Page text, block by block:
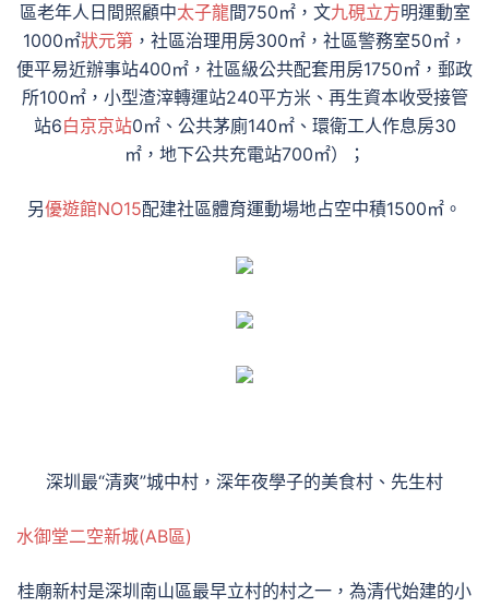
區老年人日間照顧中太子龍間750㎡，文九硯立方明運動室
1000㎡狀元第，社區治理用房300㎡，社區警務室50㎡，
便平易近辦事站400㎡，社區級公共配套用房1750㎡，郵政
所100㎡，小型渣滓轉運站240平方米、再生資本收受接管
站6白京京站0㎡、公共茅廁140㎡、環衛工人作息房30
㎡，地下公共充電站700㎡）；
另優遊館NO15配建社區體育運動場地占空中積1500㎡。
深圳最“清爽”城中村，深年夜學子的美食村、先生村
水御堂二空新城(AB區)
桂廟新村是深圳南山區最早立村的村之一，為清代始建的小